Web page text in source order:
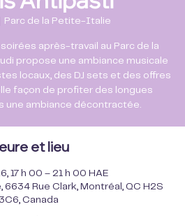
Parc de la Petite-Italie
après-travail au Parc de la
propose une ambiance musicale
locaux, des DJ sets et des offres
façon de profiter des longues
une ambiance décontractée.
et lieu
17 h 00 – 21 h 00 HAE
Rue Clark, Montréal, QC H2S
3C6, Canada